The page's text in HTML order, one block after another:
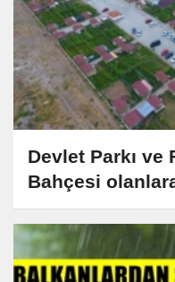
Devlet Parkı ve
Bahçesi